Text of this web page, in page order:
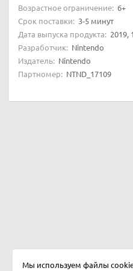
Возрастное ограничение: 6+
Срок поставки: 3-5 минут
Дата выпуска продукта: 2019,
Разработчик: Nintendo
Издатель: Nintendo
Партномер: NTND_17109
Мы используем файлы